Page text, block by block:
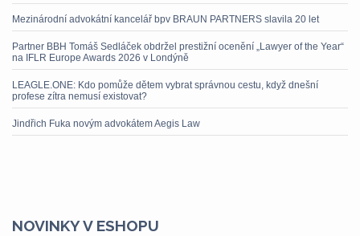
Mezinárodní advokátní kancelář bpv BRAUN PARTNERS slavila 20 let
Partner BBH Tomáš Sedláček obdržel prestižní ocenění „Lawyer of the Year“
na IFLR Europe Awards 2026 v Londýně
LEAGLE.ONE: Kdo pomůže dětem vybrat správnou cestu, když dnešní
profese zítra nemusí existovat?
Jindřich Fuka novým advokátem Aegis Law
NOVINKY V ESHOPU